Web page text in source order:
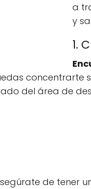
a
y
1.
concentrarte
del área de
de tener